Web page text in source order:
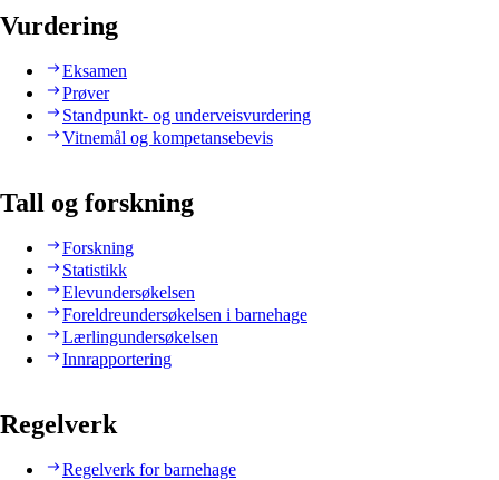
Vurdering
Eksamen
Prøver
Standpunkt- og underveisvurdering
Vitnemål og kompetansebevis
Tall og forskning
Forskning
Statistikk
Elevundersøkelsen
Foreldreundersøkelsen i barnehage
Lærlingundersøkelsen
Innrapportering
Regelverk
Regelverk for barnehage